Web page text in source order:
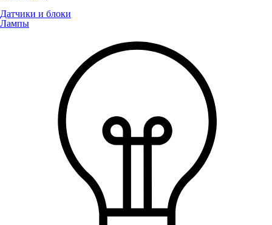
Датчики и блоки
Лампы